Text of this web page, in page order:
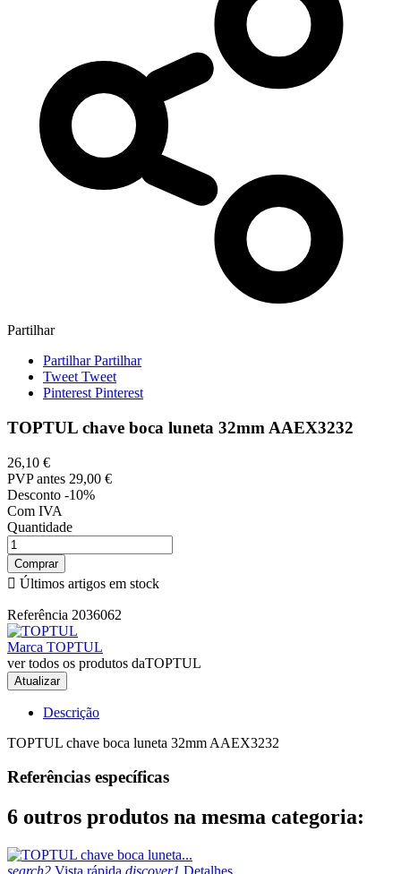
Partilhar
PartilharPartilhar
Tweet Tweet
Pinterest Pinterest
TOPTUL chave boca luneta 32mm AAEX3232
26,10 €
PVP antes 29,00 €
Desconto -10%
Com IVA
Quantidade
Comprar
 Últimos artigos em stock
Referência 2036062
Marca TOPTUL
ver todos os produtos daTOPTUL
Descrição
TOPTUL chave boca luneta 32mm AAEX3232
Referências específicas
6 outros produtos na mesma categoria:
search2 Vista rápida discover1 Detalhes